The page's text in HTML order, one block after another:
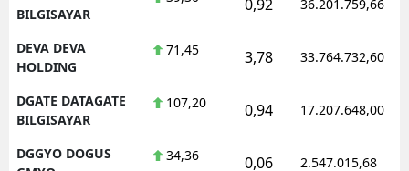
BILGISAYAR
0,92 36.201.759,66
DEVA DEVA
HOLDING
71,45 3,78 33.764.732,60
DGATE DATAGATE
BILGISAYAR
107,20 0,94 17.207.648,00
DGGYO DOGUS
34,36 0,06 2.547.015,68